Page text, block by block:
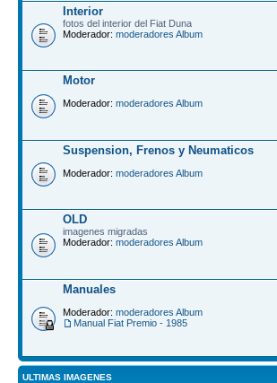
Interior
fotos del interior del Fiat Duna
Moderador: moderadores Album
Motor
Moderador: moderadores Album
Suspension, Frenos y Neumaticos
Moderador: moderadores Album
OLD
imagenes migradas
Moderador: moderadores Album
Manuales
Moderador: moderadores Album
Manual Fiat Premio - 1985
ULTIMAS IMAGENES